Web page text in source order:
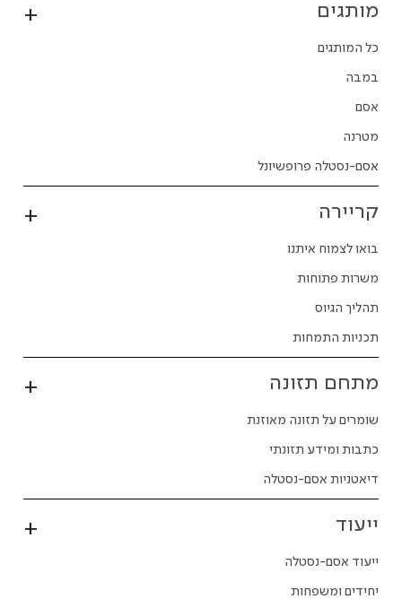
מותגים
כל המותגים
במבה
אסם
מטרנה
אסם-נסטלה פרופשיונל
קריירה
בואו לצמוח איתנו
משרות פתוחות
תהליך הגיוס
תכניות התמחות
מתחם תזונה
שומרים על תזונה מאוזנת
כתבות ומידע תזונתי
דיאטניות אסם-נסטלה
ייעוד
ייעוד אסם-נסטלה
יחידים ומשפחות